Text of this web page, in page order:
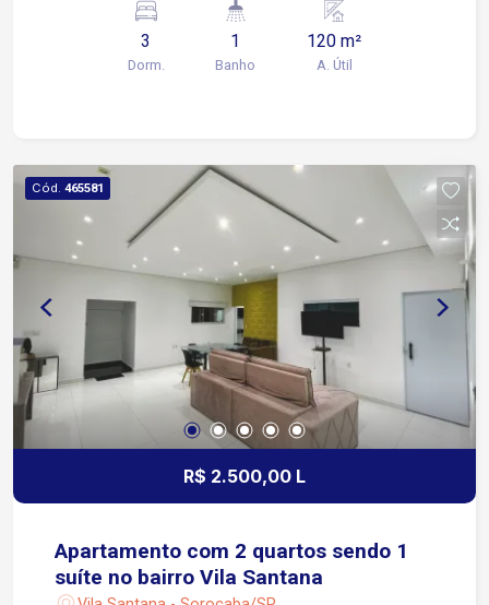
supermercados, farmácias, restaurantes e
diversos comércios e serviços, proporcionando
mais comodidade para o dia a dia. Sobre o
garagem. Ideal para quem procura uma casa
funcional, bem localizada e próxima a tudo o que
é essencial para o dia a dia. Agende sua visita!
3
Dorm.
1
Banho
120 m²
A. Útil
Cód. 465581
R$ 2.500,00 L
Apartamento com 2 quartos sendo 1
suíte no bairro Vila Santana